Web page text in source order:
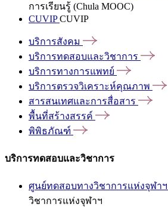
การเรียนรู้ (Chula MOOC)
CUVIPCUVIP
บริการสังคม
บริการทดสอบและวิชาการ
บริการทางการแพทย์
บริการตรวจวิเคราะห์คุณภาพ
สารสนเทศและการสื่อสาร
พื้นที่สร้างสรรค์
พิพิธภัณฑ์
บริการทดสอบและวิชาการ
ศูนย์ทดสอบทางวิชาการแห่งจุฬาฯ
วิชาการแห่งจุฬาฯ